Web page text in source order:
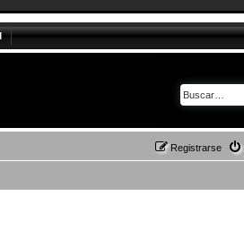
Registrarse